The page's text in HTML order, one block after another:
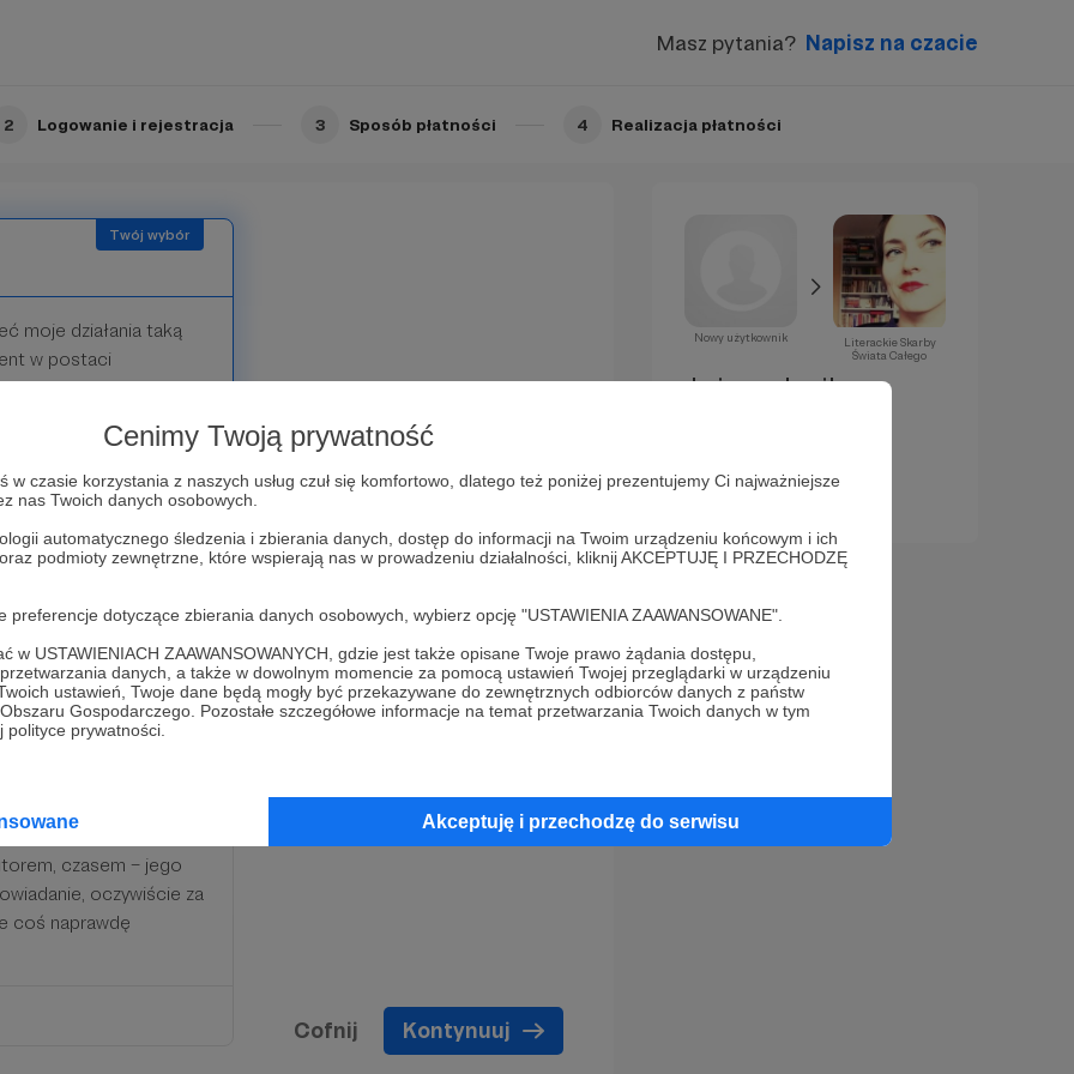
Cenimy Twoją prywatność
w czasie korzystania z naszych usług czuł się komfortowo, dlatego też poniżej prezentujemy Ci najważniejsze
nas Twoich danych osobowych.
automatycznego śledzenia i zbierania danych, dostęp do informacji na Twoim urządzeniu końcowym i ich
podmioty zewnętrzne, które wspierają nas w prowadzeniu działalności, kliknij AKCEPTUJĘ I PRZECHODZĘ
dotyczące zbierania danych osobowych, wybierz opcję "USTAWIENIA ZAAWANSOWANE".
w USTAWIENIACH ZAAWANSOWANYCH, gdzie jest także opisane Twoje prawo żądania dostępu,
danych, a także w dowolnym momencie za pomocą ustawień Twojej przeglądarki w urządzeniu
ustawień, Twoje dane będą mogły być przekazywane do zewnętrznych odbiorców danych z państw
Gospodarczego. Pozostałe szczegółowe informacje na temat przetwarzania Twoich danych w tym
prywatności.
Akceptuję i przechodzę do serwisu
Masz pytania? Napisz na czacie
2 Logowanie i rejestracja 3 Sposób płatności 4 Realizacja płatności
moje działania taką
w postaci
najciekawszych
w czeskim
autorów.
czeskiego i nie
na bieżąco.
w polskim internecie!
ekstra – dlatego
dostaniesz co miesiąc
Czasem będzie
czasem – jego
oczywiście za
coś naprawdę
Cofnij Kontynuuj
Nowy użytkownik
Literackie Skarby
Świata Całego
Już za chwilę